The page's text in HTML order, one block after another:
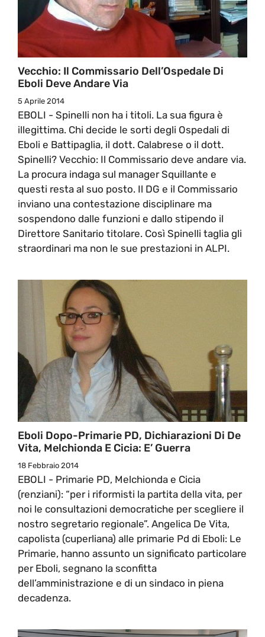
Vecchio: Il Commissario Dell’Ospedale Di
Eboli Deve Andare Via
5 Aprile 2014
EBOLI - Spinelli non ha i titoli. La sua figura è
illegittima. Chi decide le sorti degli Ospedali di
Eboli e Battipaglia, il dott. Calabrese o il dott.
Spinelli? Vecchio: Il Commissario deve andare via.
La procura indaga sul manager Squillante e
questi resta al suo posto. Il DG e il Commissario
inviano una contestazione disciplinare ma
sospendono dalle funzioni e dallo stipendo il
Direttore Sanitario titolare. Così Spinelli taglia gli
straordinari ma non le sue prestazioni in ALPI.
Eboli Dopo-Primarie PD, Dichiarazioni Di De
Vita, Melchionda E Cicia: E’ Guerra
18 Febbraio 2014
EBOLI - Primarie PD, Melchionda e Cicia
(renziani): “per i riformisti la partita della vita, per
noi le consultazioni democratiche per scegliere il
nostro segretario regionale”. Angelica De Vita,
capolista (cuperliana) alle primarie Pd di Eboli: Le
Primarie, hanno assunto un significato particolare
per Eboli, segnano la sconfitta
dell’amministrazione e di un sindaco in piena
decadenza.